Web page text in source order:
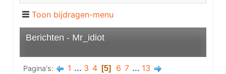
Toon bijdragen-menu
Berichten - Mr_idiot
Pagina's 1 ... 3 4 5 6 7 ... 13